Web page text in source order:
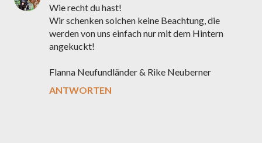
Wie recht du hast!
Wir schenken solchen keine Beachtung, die
werden von uns einfach nur mit dem Hintern
angekuckt!
Flanna Neufundländer & Rike Neuberner
ANTWORTEN